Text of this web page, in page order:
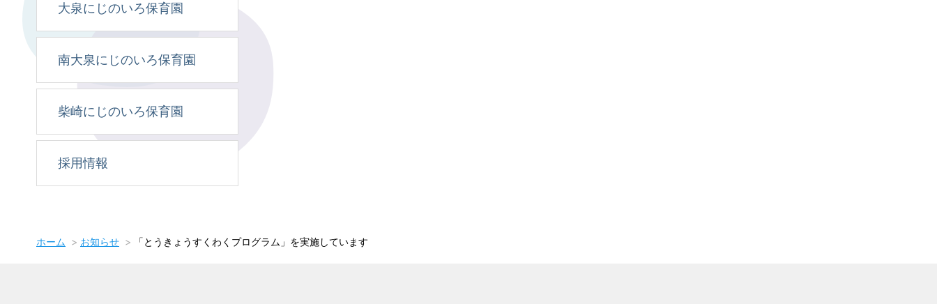
大泉にじのいろ保育園
南大泉にじのいろ保育園
柴崎にじのいろ保育園
採用情報
ホーム お知らせ 「とうきょうすくわくプログラム」を実施しています